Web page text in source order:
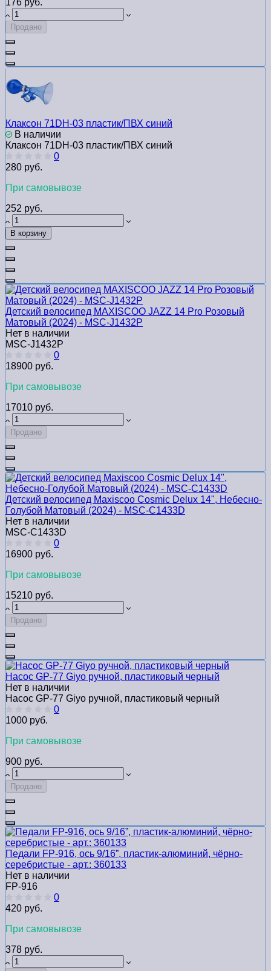
176 руб.
Продано
Клаксон 71DH-03 пластик/ПВХ синий
В наличии
Клаксон 71DH-03 пластик/ПВХ синий
0
280 руб.
При самовывозе
252 руб.
В корзину
Детский велосипед MAXISCOO JAZZ 14 Pro Розовый
Матовый (2024) - MSC-J1432P
Нет в наличии
MSC-J1432P
0
18900 руб.
При самовывозе
17010 руб.
Продано
Детский велосипед Maxiscoo Cosmic Delux 14", Небесно-
Голубой Матовый (2024) - MSC-С1433D
Нет в наличии
MSC-С1433D
0
16900 руб.
При самовывозе
15210 руб.
Продано
Насос GP-77 Giyo ручной, пластиковый черный
Нет в наличии
Насос GP-77 Giyo ручной, пластиковый черный
0
1000 руб.
При самовывозе
900 руб.
Продано
Педали FP-916, ось 9/16”, пластик-алюминий, чёрно-
серебристые - арт.: 360133
Нет в наличии
FP-916
0
420 руб.
При самовывозе
378 руб.